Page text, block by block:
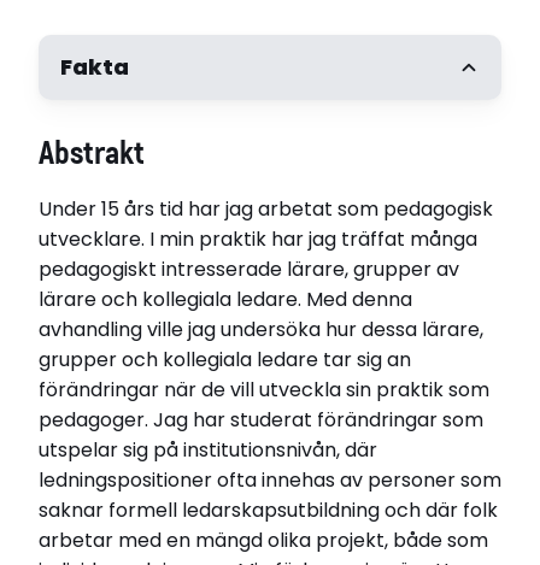
Fakta
Cormac McGrath
Docent Klara Bolander Laksov, Karolinska
Institutet Docent Terese Stenfors-Hayes,
Karolinska Institutet PhD Torgny Roxå, Lund
Universitet
Opponent
Professor, PhD Veronica Bamber, Queen Margaret
University
Disputerat vid
Karolinska Institutet
Disputationsdag
2017-06-12
Titel (eng)
What we talk about when we talk about change.
Abstrakt
Under 15 års tid har jag arbetat som pedagogisk
utvecklare. I min praktik har jag träffat många
pedagogiskt intresserade lärare, grupper av
lärare och kollegiala ledare. Med denna
avhandling ville jag undersöka hur dessa lärare,
grupper och kollegiala ledare tar sig an
förändringar när de vill utveckla sin praktik som
pedagoger. Jag har studerat förändringar som
utspelar sig på institutionsnivån, där
ledningspositioner ofta innehas av personer som
saknar formell ledarskapsutbildning och där folk
arbetar med en mängd olika projekt, både som